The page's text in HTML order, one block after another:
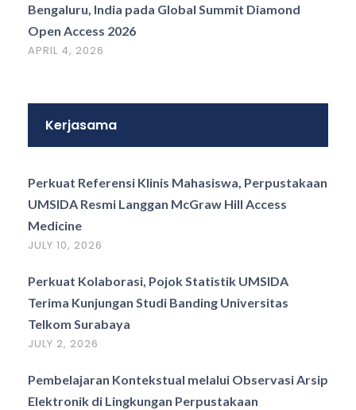
Bengaluru, India pada Global Summit Diamond
Open Access 2026
APRIL 4, 2026
Kerjasama
Perkuat Referensi Klinis Mahasiswa, Perpustakaan
UMSIDA Resmi Langgan McGraw Hill Access
Medicine
JULY 10, 2026
Perkuat Kolaborasi, Pojok Statistik UMSIDA
Terima Kunjungan Studi Banding Universitas
Telkom Surabaya
JULY 2, 2026
Pembelajaran Kontekstual melalui Observasi Arsip
Elektronik di Lingkungan Perpustakaan